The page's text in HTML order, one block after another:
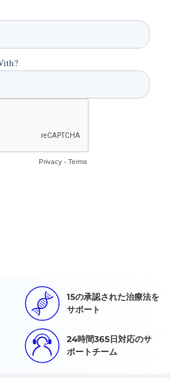
15の承認された治療法を
サポート
24時間365日対応のサ
ポートチーム